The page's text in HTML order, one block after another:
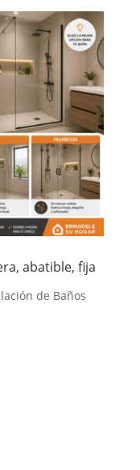
abatible, fija
de Baños